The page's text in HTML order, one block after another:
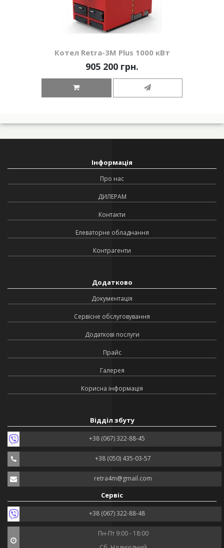
Котел Retra-3М Plus 1000 кВт
905 200 грн.
Інформація
Про нас
ДИЛЕРАМ
Контакти
Елеваторне обладнання
Контрагенти
Додатково
Документація
Сервісне обслуговування
Додаткові послуги
Прайс
Галерея
Корисна інформація
Відділ збуту
+38 (067) 322-88-45
+38 (050) 435-03-57
retra4m@gmail.com
Сервіс
+38 (067) 322-88-48
Пн-Пт 9:00 - 18:00